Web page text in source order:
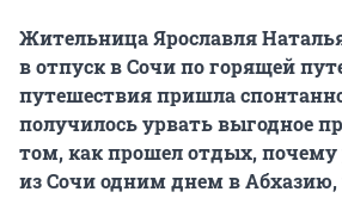
Жительница Ярославля
в отпуск в Сочи по горящей
путешествия пришла
получилось урвать выгодное
том, как прошел отдых,
из Сочи одним днем в Абхазию,